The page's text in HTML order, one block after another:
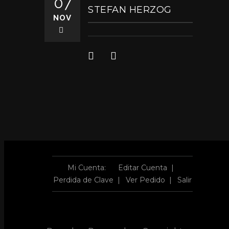
NOV
STEFAN HERZOG
Mi Cuenta:
Editar Cuenta
Perdida de Clave
Ver Pedido Salir